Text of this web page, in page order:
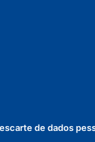
de dados